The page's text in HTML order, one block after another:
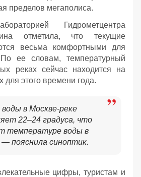
пределов мегаполиса.
Гидрометцентра
отметила, что текущие
весьма комфортными для
ее словам, температурный
реках сейчас находится на
для этого времени года.
в Москве-реке
22–24 градуса, что
температуре воды в
пояснила синоптик.
цифры, туристам и